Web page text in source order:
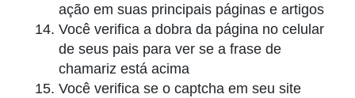
ação em suas principais páginas e artigos
Você verifica a dobra da página no celular
de seus pais para ver se a frase de
chamariz está acima
Você verifica se o captcha em seu site